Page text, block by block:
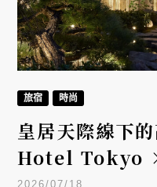
旅宿 時尚
皇居天際線下
Hotel Tokyo
2026/07/18